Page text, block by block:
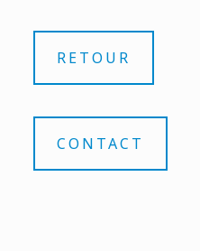
RETOUR
CONTACT